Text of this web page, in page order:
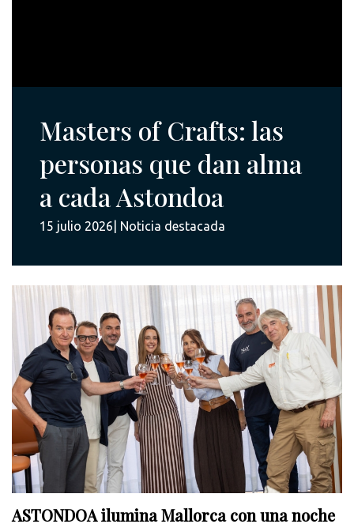
Masters of Crafts: las
personas que dan alma
a cada Astondoa
15 julio 2026| Noticia destacada
ASTONDOA ilumina Mallorca con una noche